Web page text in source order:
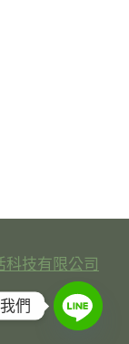
科技有限公司
們